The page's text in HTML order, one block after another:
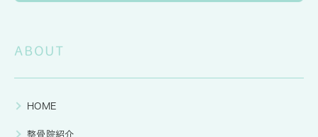
ABOUT
HOME
整骨院紹介